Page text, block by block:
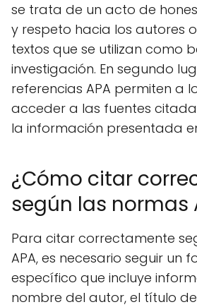
se trata de un acto de
y respeto hacia los autores
textos que se utilizan como
investigación. En segundo
referencias APA permiten a
acceder a las fuentes
la información presentada
¿Cómo citar
según las normas
Para citar correctamente
APA, es necesario seguir un
específico que incluye
nombre del autor, el título